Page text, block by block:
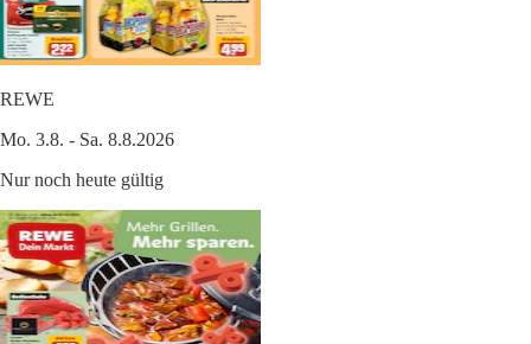
REWE
Mo. 3.8. - Sa. 8.8.2026
Nur noch heute gültig